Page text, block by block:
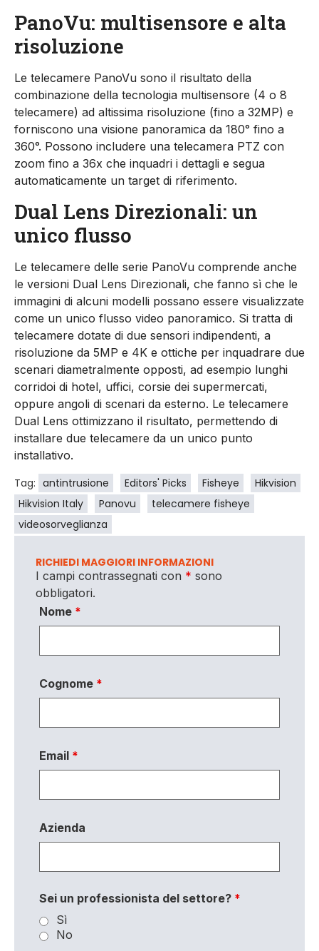
PanoVu: multisensore e alta
risoluzione
Le telecamere PanoVu sono il risultato della
combinazione della tecnologia multisensore (4 o 8
telecamere) ad altissima risoluzione (fino a 32MP) e
forniscono una visione panoramica da 180° fino a
360°. Possono includere una telecamera PTZ con
zoom fino a 36x che inquadri i dettagli e segua
automaticamente un target di riferimento.
Dual Lens Direzionali: un
unico flusso
Le telecamere delle serie PanoVu comprende anche
le versioni Dual Lens Direzionali, che fanno sì che le
immagini di alcuni modelli possano essere visualizzate
come un unico flusso video panoramico. Si tratta di
telecamere dotate di due sensori indipendenti, a
risoluzione da 5MP e 4K e ottiche per inquadrare due
scenari diametralmente opposti, ad esempio lunghi
corridoi di hotel, uffici, corsie dei supermercati,
oppure angoli di scenari da esterno. Le telecamere
Dual Lens ottimizzano il risultato, permettendo di
installare due telecamere da un unico punto
installativo.
Tag: antintrusione Editors' Picks Fisheye
Hikvision
Hikvision Italy
Panovu
telecamere fisheye
videosorveglianza
RICHIEDI MAGGIORI INFORMAZIONI
I campi contrassegnati con * sono
obbligatori.
Nome *
Cognome *
Email *
Azienda
Sei un professionista del settore? *
Sì
No